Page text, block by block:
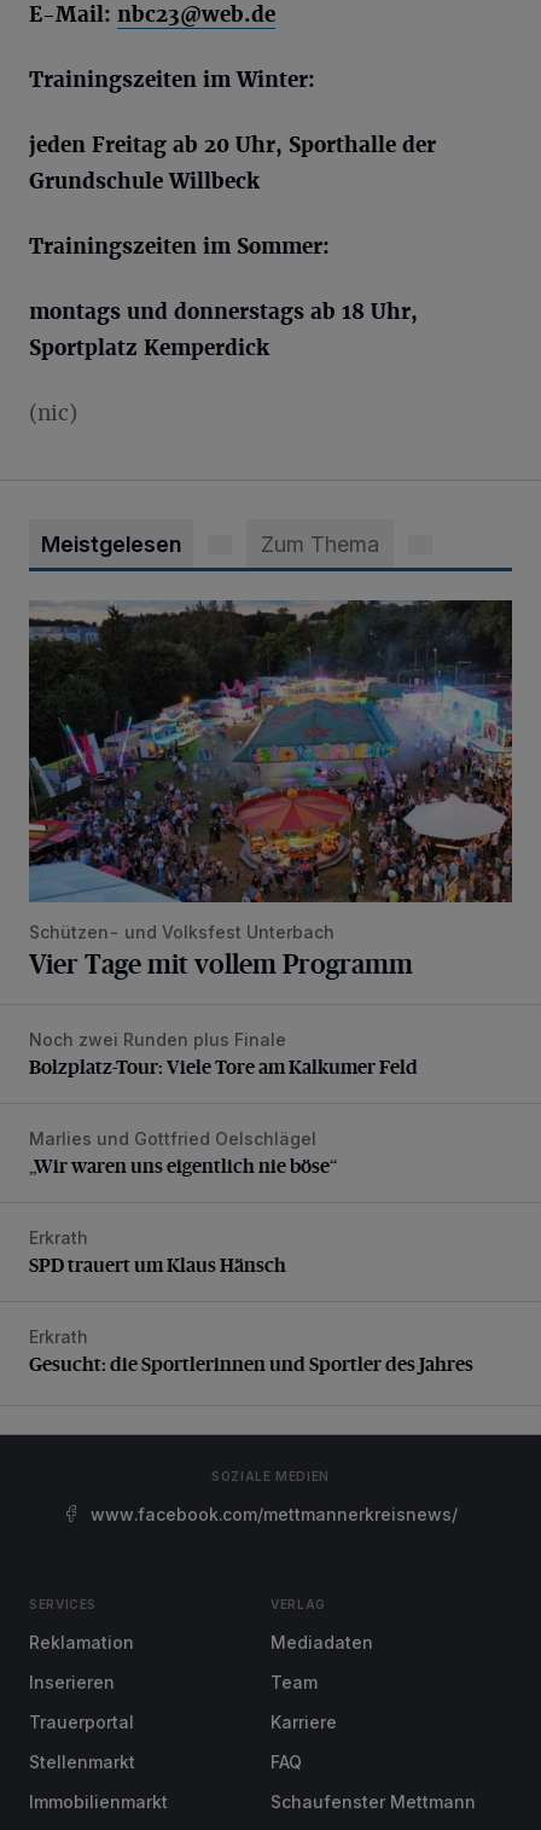
E-Mail: nbc23@web.de
Trainingszeiten im Winter:
jeden Freitag ab 20 Uhr, Sporthalle der
Grundschule Willbeck
Trainingszeiten im Sommer:
montags und donnerstags ab 18 Uhr,
Sportplatz Kemperdick
(nic)
Meistgelesen Zum Thema
Vier Tage mit vollem Programm
Schützen- und Volksfest Unterbach
Vier Tage mit vollem Programm
Bolzplatz-Tour: Viele Tore am Kalkumer Feld
Noch zwei Runden plus Finale
Bolzplatz-Tour: Viele Tore am Kalkumer Feld
„Wir waren uns eigentlich nie böse“
Marlies und Gottfried Oelschlägel
„Wir waren uns eigentlich nie böse“
SPD trauert um Klaus Hänsch
Erkrath
SPD trauert um Klaus Hänsch
Gesucht: die Sportlerinnen und Sportler des Jahres
Erkrath
Gesucht: die Sportlerinnen und Sportler des Jahres
SOZIALE MEDIEN
www.facebook.com/mettmannerkreisnews/
SERVICES
Reklamation
Inserieren
Trauerportal
Stellenmarkt
Immobilienmarkt
VERLAG
Mediadaten
Team
Karriere
FAQ
Schaufenster Mettmann